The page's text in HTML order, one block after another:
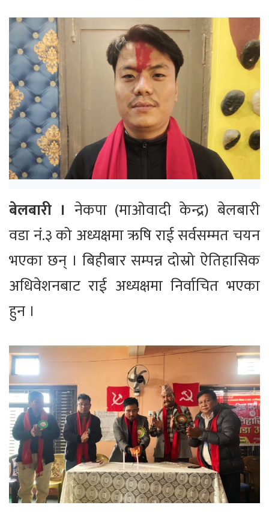
बेलबारी । नेकपा (माओवादी केन्द्र) बेलबारी
वडा नं.३ को अध्यक्षमा ऋषि राई सर्वसम्मत चयन
भएका छन् । बिहीबार सम्पन्न दोस्रो ऐतिहासिक
अधिवेशनबाट राई अध्यक्षमा निर्वाचित भएका
हुन ।